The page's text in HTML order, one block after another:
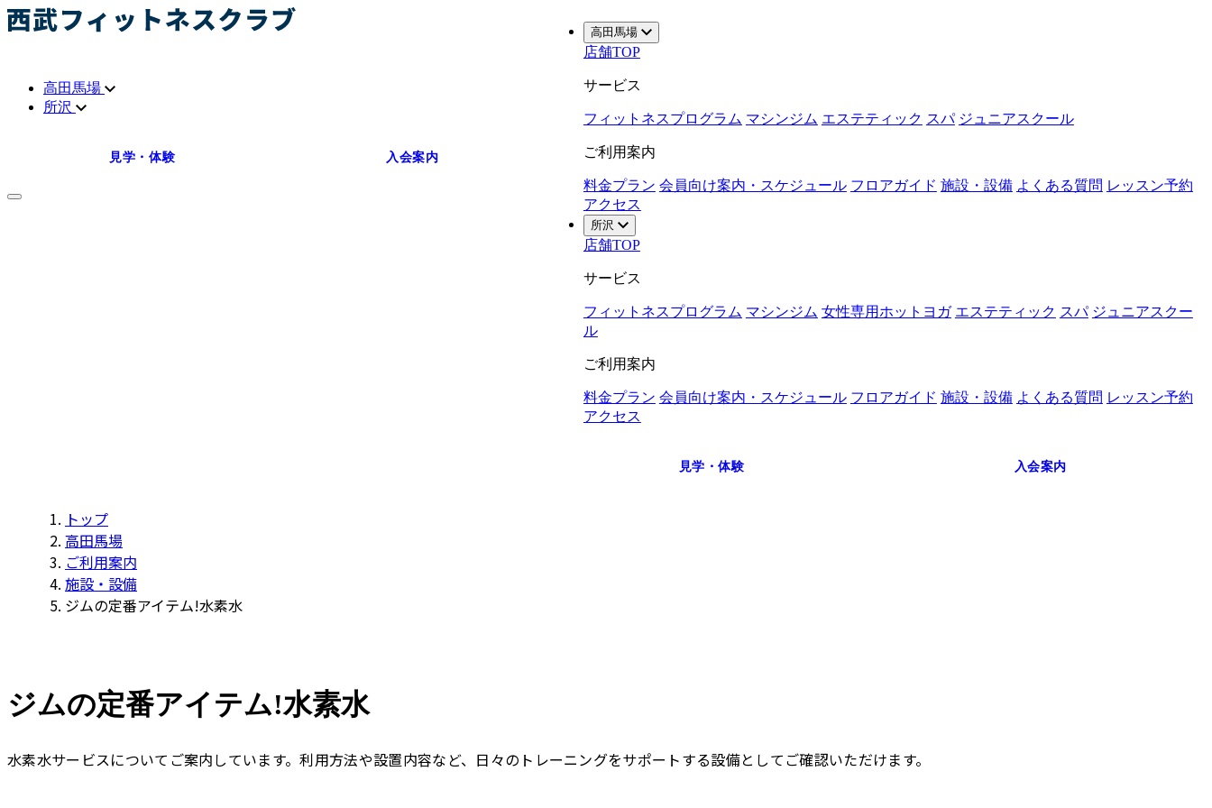
高田馬場
所沢
見学・体験 入会案内
高田馬場
店舗TOP
サービス
フィットネスプログラム マシンジム エステティック スパ ジュニアスクール
ご利用案内
料金プラン 会員向け案内・スケジュール フロアガイド 施設・設備 よくある質問 レッスン予約
アクセス
所沢
店舗TOP
サービス
フィットネスプログラム マシンジム 女性専用ホットヨガ エステティック スパ ジュニアスクー
ル
ご利用案内
料金プラン 会員向け案内・スケジュール フロアガイド 施設・設備 よくある質問 レッスン予約
アクセス
見学・体験 入会案内
トップ
高田馬場
ご利用案内
施設・設備
ジムの定番アイテム!水素水
ジムの定番アイテム!水素水
水素水サービスについてご案内しています。利用方法や設置内容など、日々のトレーニングをサポートする設備としてご確認いただけます。